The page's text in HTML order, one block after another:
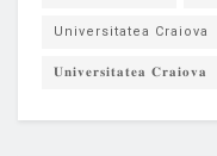
Universitatea Craiova
𝐔𝐧𝐢𝐯𝐞𝐫𝐬𝐢𝐭𝐚𝐭𝐞𝐚 𝐂𝐫𝐚𝐢𝐨𝐯𝐚